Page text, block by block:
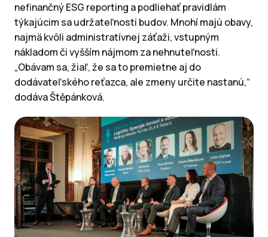
nefinančný ESG reporting a podliehať pravidlám
týkajúcim sa udržateľnosti budov. Mnohí majú obavy,
najmä kvôli administratívnej záťaži, vstupným
nákladom či vyšším nájmom za nehnuteľnosti.
„Obávam sa, žiaľ, že sa to premietne aj do
dodávateľského reťazca, ale zmeny určite nastanú,“
dodáva Štěpánková.